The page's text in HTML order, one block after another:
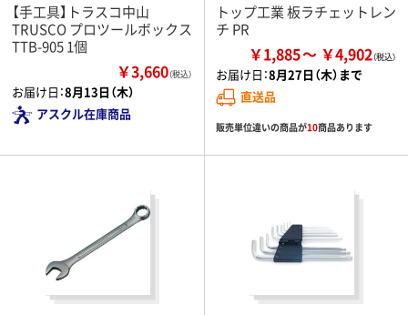
【手工具】トラスコ中山
TRUSCO プロツールボックス
TTB-905 1個
￥3,660（税込）
お届け日：8月13日（木）
アスクル在庫商品
トップ工業 板ラチェットレン
チ PR
￥1,885 ￥4,902
お届け日：8月27日（木）まで
直送品
販売単位違いの商品が10商品あります